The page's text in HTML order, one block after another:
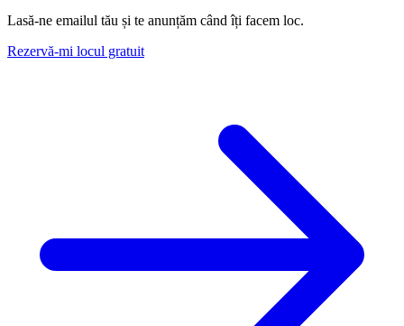
Lasă-ne emailul tău și te anunțăm când îți facem loc.
Rezervă-mi locul gratuit